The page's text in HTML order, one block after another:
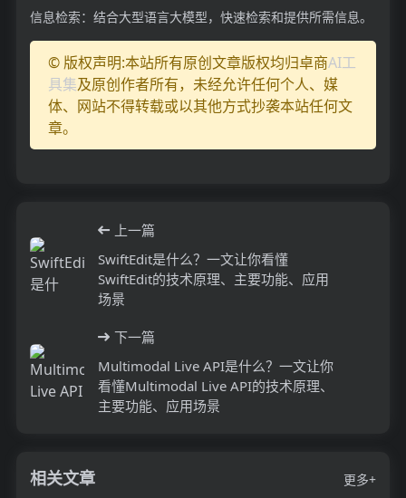
信息检索：结合大型语言大模型，快速检索和提供所需信息。
© 版权声明:本站所有原创文章版权均归卓商AI工
具集及原创作者所有，未经允许任何个人、媒
体、网站不得转载或以其他方式抄袭本站任何文
章。
上一篇
SwiftEdit是什么？一文让你看懂
SwiftEdit的技术原理、主要功能、应用
场景
下一篇
Multimodal Live API是什么？一文让你
看懂Multimodal Live API的技术原理、
主要功能、应用场景
相关文章 更多+